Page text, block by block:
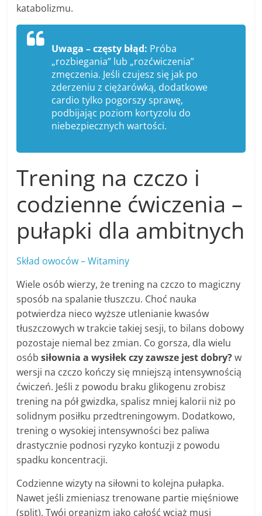
katabolizmu.
Uwaga – częsty błąd: Próba
„rozbiegania” lub „rozćwiczenia”
zmęczenia. Jeśli czujesz się jak po
zderzeniu z ciężarówką, dodatkowe
cardio tylko pogorszy sprawę,
podbijając poziom kortyzolu do
niebezpiecznych wartości.
Trening na czczo i
codzienne ćwiczenia –
pułapki dla ambitnych
Skład owoców – Witaminy
Wiele osób wierzy, że trening na czczo to magiczny
sposób na spalanie tłuszczu. Choć nauka
potwierdza nieco wyższe utlenianie kwasów
tłuszczowych w trakcie takiej sesji, to bilans dobowy
pozostaje niemal bez zmian. Co gorsza, dla wielu
osóbsiłownia a wysiłek czy zawsze jest dobry?w
wersji na czczo kończy się mniejszą intensywnością
ćwiczeń. Jeśli z powodu braku glikogenu zrobisz
trening na pół gwizdka, spalisz mniej kalorii niż po
solidnym posiłku przedtreningowym. Dodatkowo,
trening o wysokiej intensywności bez paliwa
drastycznie podnosi ryzyko kontuzji z powodu
spadku koncentracji.
Codzienne wizyty na siłowni to kolejna pułapka.
Nawet jeśli zmieniasz trenowane partie mięśniowe
(split), Twój organizm jako całość wciąż musi